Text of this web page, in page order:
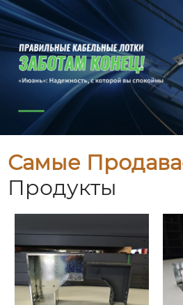
Самые
Продукты